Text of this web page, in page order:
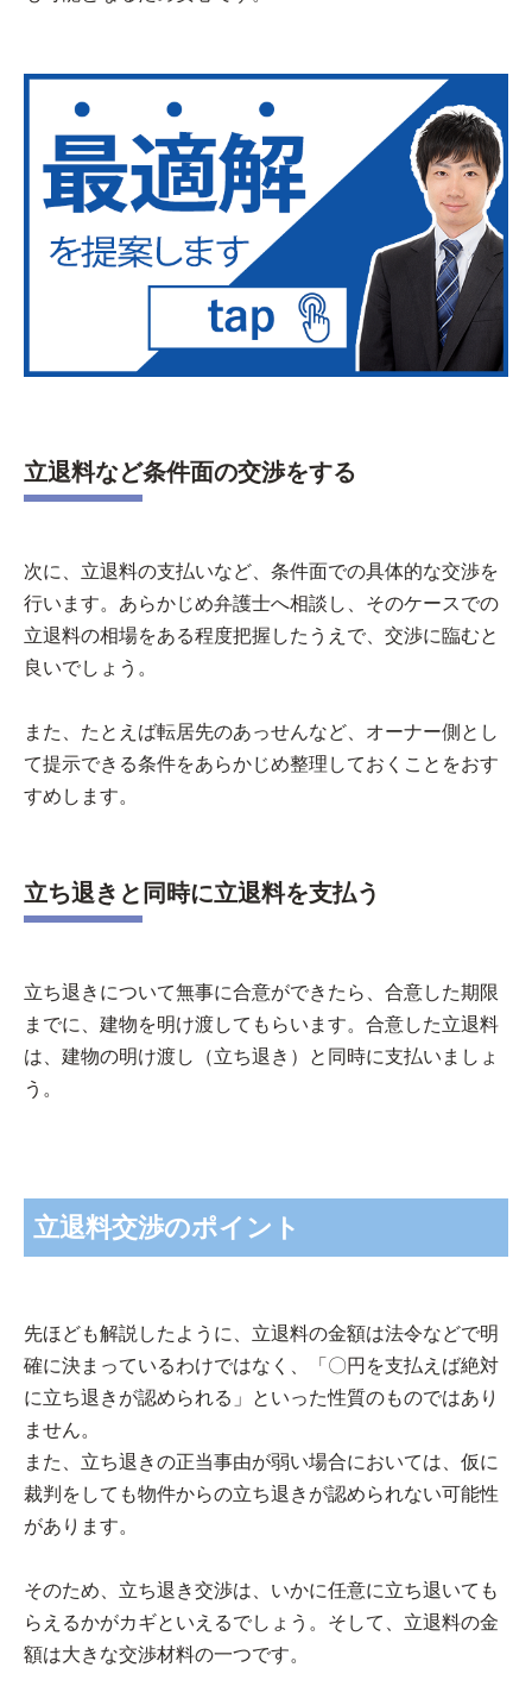
立退料など条件面の交渉をする
次に、立退料の支払いなど、条件面での具体的な交渉を
行います。あらかじめ弁護士へ相談し、そのケースでの
立退料の相場をある程度把握したうえで、交渉に臨むと
良いでしょう。
また、たとえば転居先のあっせんなど、オーナー側とし
て提示できる条件をあらかじめ整理しておくことをおす
すめします。
立ち退きと同時に立退料を支払う
立ち退きについて無事に合意ができたら、合意した期限
までに、建物を明け渡してもらいます。合意した立退料
は、建物の明け渡し（立ち退き）と同時に支払いましょ
う。
立退料交渉のポイント
先ほども解説したように、立退料の金額は法令などで明
確に決まっているわけではなく、「〇円を支払えば絶対
に立ち退きが認められる」といった性質のものではあり
ません。
また、立ち退きの正当事由が弱い場合においては、仮に
裁判をしても物件からの立ち退きが認められない可能性
があります。
そのため、立ち退き交渉は、いかに任意に立ち退いても
らえるかがカギといえるでしょう。そして、立退料の金
額は大きな交渉材料の一つです。